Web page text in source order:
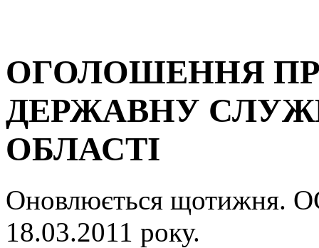
ОГОЛОШЕННЯ
ДЕРЖАВНУ
ОБЛАСТІ
Оновлюється
18.03.2011 року.